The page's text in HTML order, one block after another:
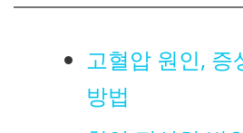
고혈압 원인, 증
방법